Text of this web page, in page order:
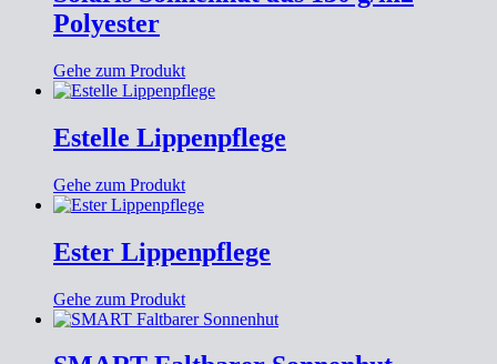
Polyester
Gehe zum Produkt
Estelle Lippenpflege
Gehe zum Produkt
Ester Lippenpflege
Gehe zum Produkt